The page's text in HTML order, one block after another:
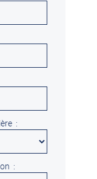
Lames de ressorts sur l'essieu arrière :
Date de première mise en circulation :